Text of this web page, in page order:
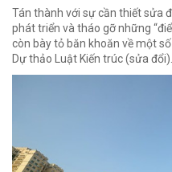
Tán thành với sự cần thiết sửa
phát triển và tháo gỡ những
còn bày tỏ băn khoăn về một
Dự thảo Luật Kiến trúc (sửa đổi).